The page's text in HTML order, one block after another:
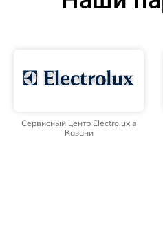
Сервисный центр Electrolux в
Казани